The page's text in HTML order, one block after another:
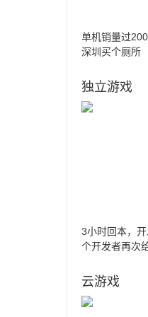
单机销量过
深圳买个厕所
独立游戏
3小时回本，
个开发者再次
云游戏